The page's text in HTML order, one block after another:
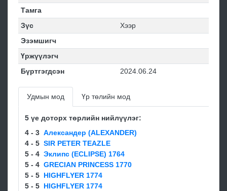
Тамга
Зүс
Хээр
Эзэмшигч
Үржүүлэгч
Бүртгэгдсэн
2024.06.24
Удмын мод Үр төлийн мод
5 үе доторх төрлийн нийлүүлэг:
4 - 3 Александер (ALEXANDER)
4 - 5 SIR PETER TEAZLE
5 - 4 Эклипс (ECLIPSE) 1764
5 - 4 GRECIAN PRINCESS 1770
5 - 5 HIGHFLYER 1774
5 - 5 HIGHFLYER 1774